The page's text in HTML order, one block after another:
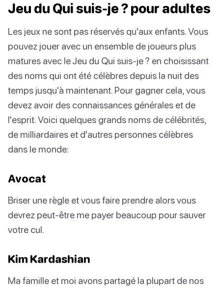
Jeu du Qui suis-je ? pour adultes
Les jeux ne sont pas réservés qu'aux enfants. Vous
pouvez jouer avec un ensemble de joueurs plus
matures avec le Jeu du Qui suis-je ? en choisissant
des noms qui ont été célèbres depuis la nuit des
temps jusqu'à maintenant. Pour gagner cela, vous
devez avoir des connaissances générales et de
l'esprit. Voici quelques grands noms de célébrités,
de milliardaires et d'autres personnes célèbres
dans le monde:
Avocat
Briser une règle et vous faire prendre alors vous
devrez peut-être me payer beaucoup pour sauver
votre cul.
Kim Kardashian
Ma famille et moi avons partagé la plupart de nos